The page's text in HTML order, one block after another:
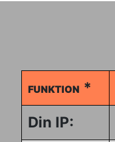
FUNKTION
Din IP: